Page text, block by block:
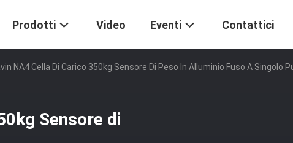
Prodotti Video Eventi Contattici
NA4 Cella Di Carico 350kg Sensore Di Peso In Alluminio Fuso A Singolo
Sensore di